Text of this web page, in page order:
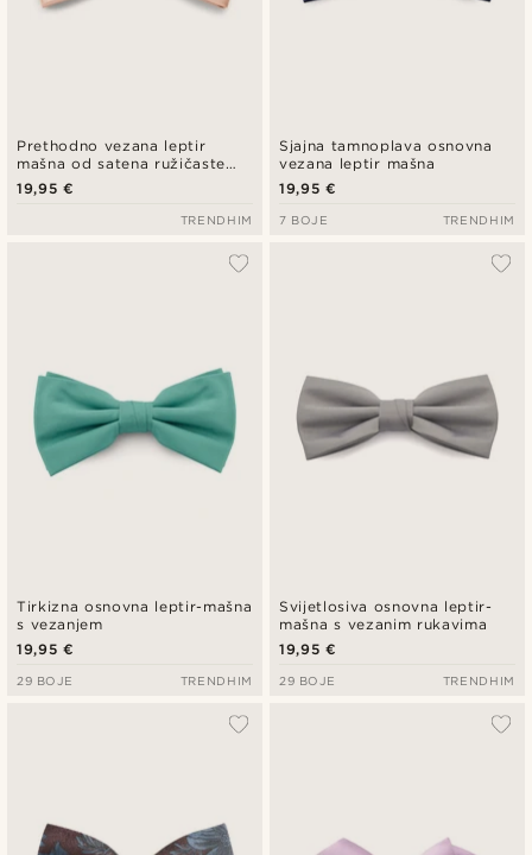
Prethodno vezana leptir
mašna od satena ružičaste
boje
19,95 €
TRENDHIM
Sjajna tamnoplava osnovna
vezana leptir mašna
19,95 €
7 BOJE TRENDHIM
Tirkizna osnovna leptir-mašna
s vezanjem
19,95 €
29 BOJE TRENDHIM
Svijetlosiva osnovna leptir-
mašna s vezanim rukavima
19,95 €
29 BOJE TRENDHIM